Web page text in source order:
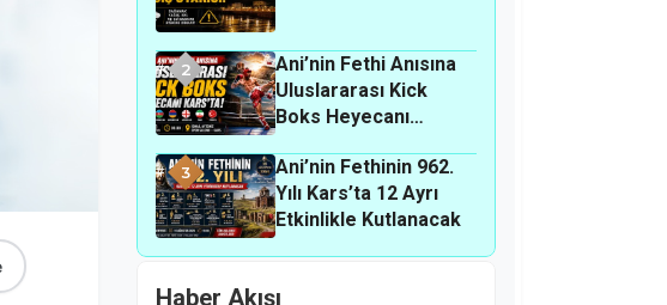
2
Ani’nin Fethi Anısına
Uluslararası Kick
Boks Heyecanı
3
Ani’nin Fethinin 962.
Yılı Kars’ta 12 Ayrı
Etkinlikle Kutlanacak
Haber Akışı